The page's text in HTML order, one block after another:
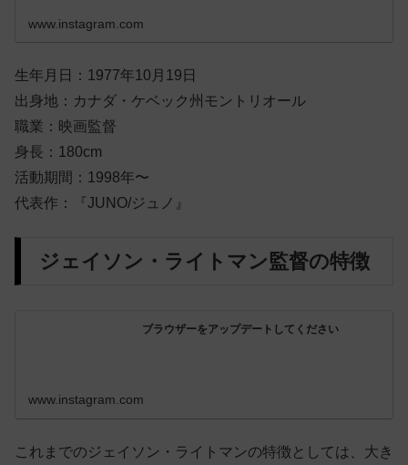
www.instagram.com
生年月日：1977年10月19日
出身地：カナダ・ケベック州モントリオール
職業：映画監督
身長：180cm
活動期間：1998年〜
代表作：『JUNO/ジュノ』
ジェイソン・ライトマン監督の特徴
ブラウザーをアップデートしてください
www.instagram.com
これまでのジェイソン・ライトマンの特徴としては、大き